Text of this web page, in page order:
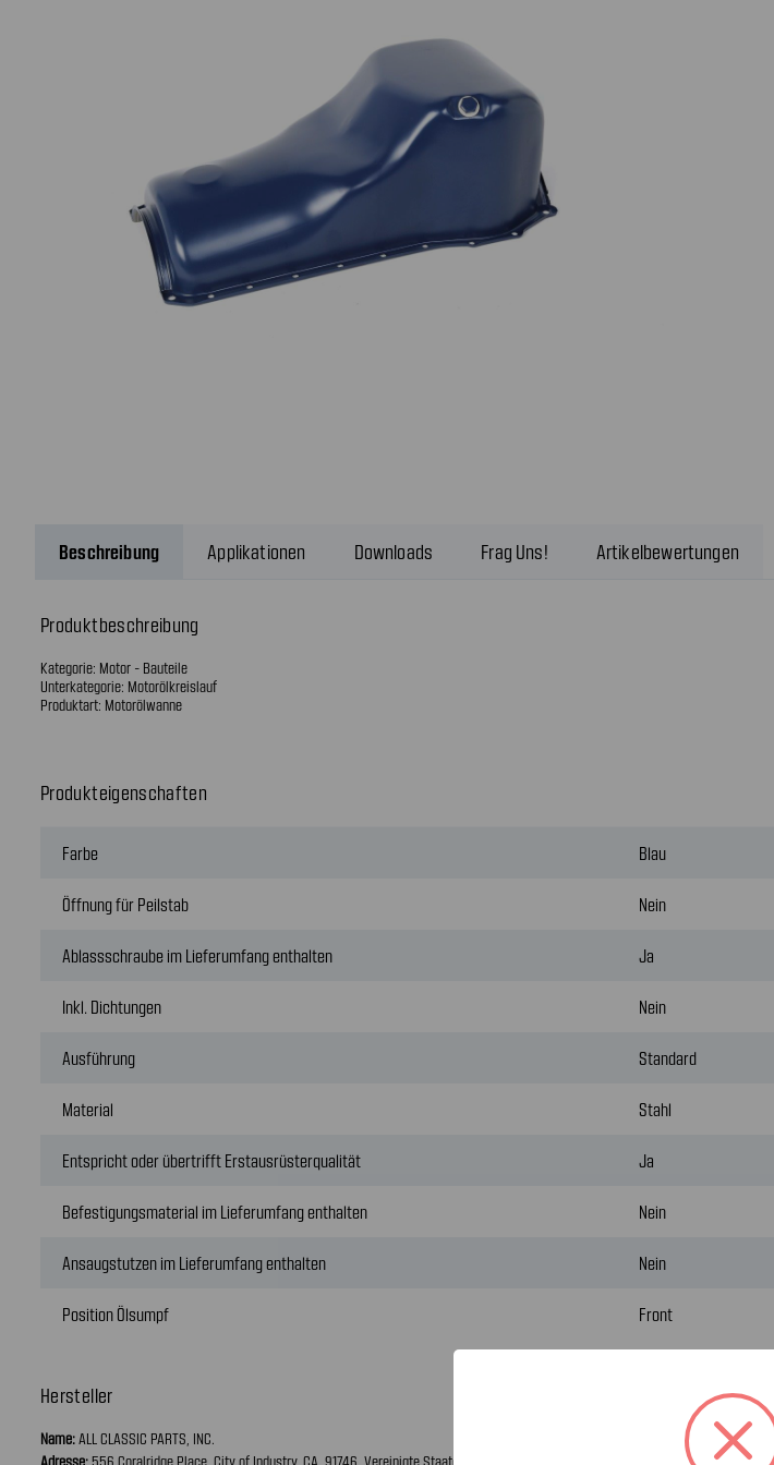
Beschreibung Applikationen Downloads Frag Uns! Artikelbewertungen
Produktbeschreibung
Kategorie: Motor - Bauteile
Unterkategorie: Motorölkreislauf
Produktart: Motorölwanne
Produkteigenschaften
Farbe Blau
Öffnung für Peilstab Nein
Ablassschraube im Lieferumfang enthalten Ja
Inkl. Dichtungen Nein
Ausführung Standard
Material Stahl
Entspricht oder übertrifft Erstausrüsterqualität Ja
Befestigungsmaterial im Lieferumfang enthalten Nein
Ansaugstutzen im Lieferumfang enthalten Nein
Position Ölsumpf Front
Hersteller
Name:ALL CLASSIC PARTS, INC.